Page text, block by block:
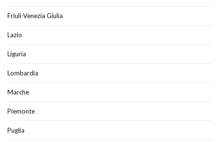
Friuli-Venezia Giulia
Lazio
Liguria
Lombardia
Marche
Piemonte
Puglia